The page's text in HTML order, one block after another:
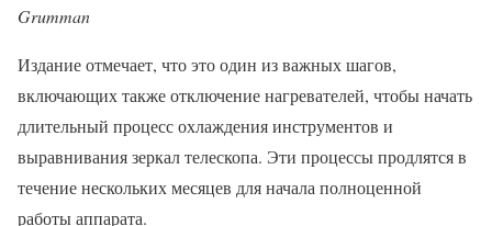
Grumman
Издание отмечает, что это один из важных шагов,
включающих также отключение нагревателей, чтобы начать
длительный процесс охлаждения инструментов и
выравнивания зеркал телескопа. Эти процессы продлятся в
течение нескольких месяцев для начала полноценной
работы аппарата.